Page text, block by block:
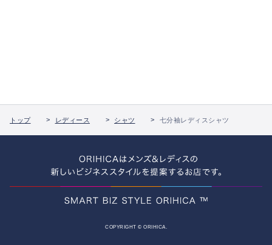
トップ レディース シャツ 七分袖レディスシャツ
COPYRIGHT © ORIHICA.